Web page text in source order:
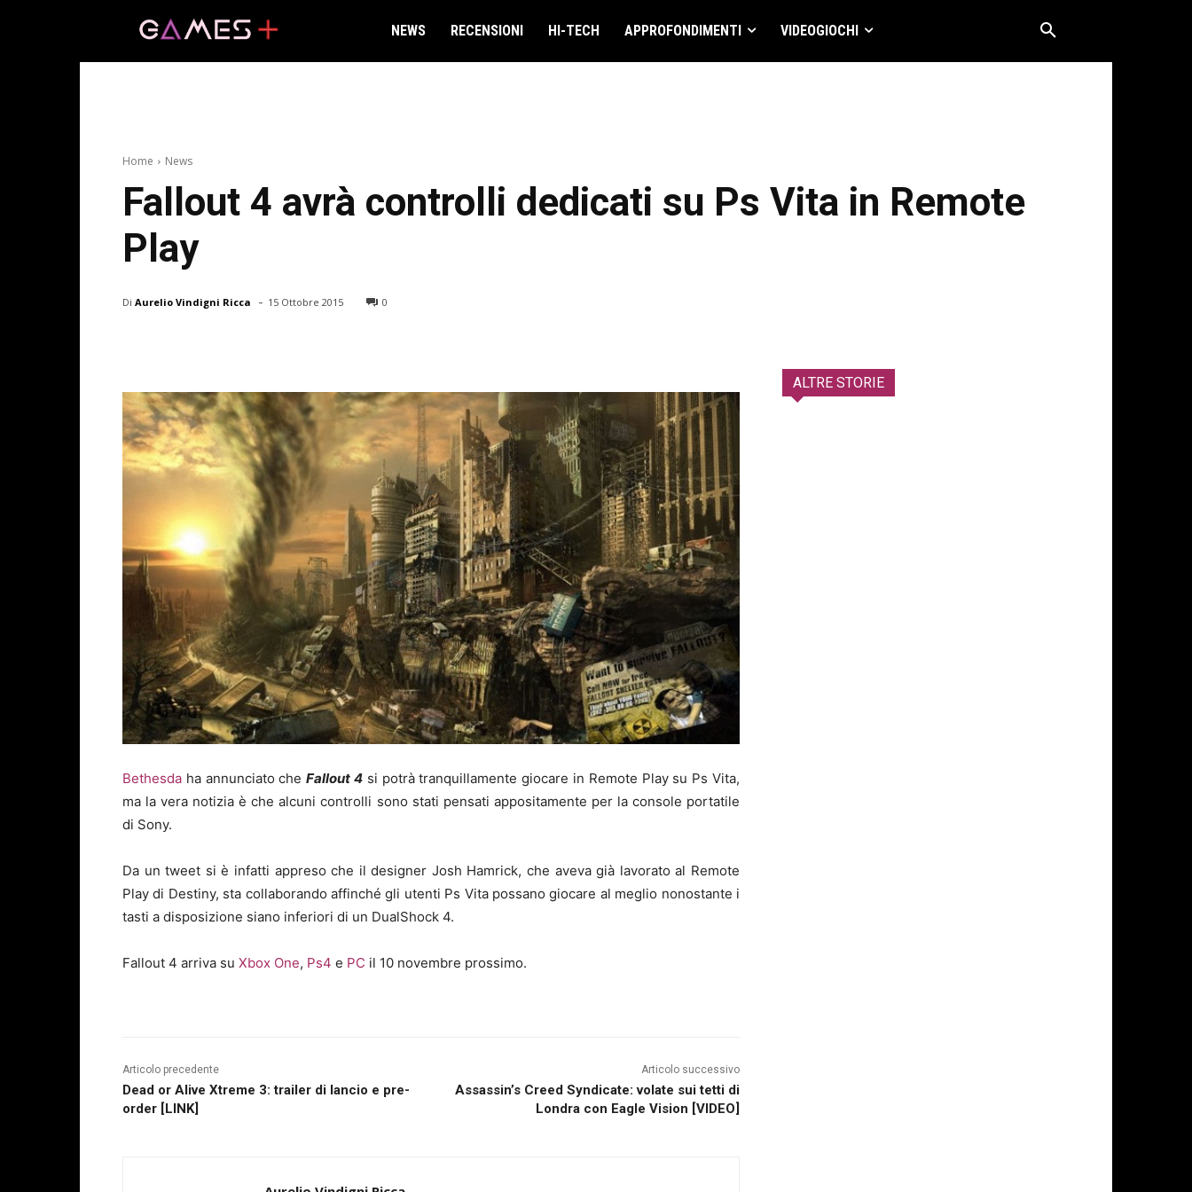
NEWS RECENSIONI HI-TECH APPROFONDIMENTI VIDEOGIOCHI
Home News
Fallout 4 avrà controlli dedicati su Ps Vita in Remote
Play
Di Aurelio Vindigni Ricca - 15 Ottobre 2015 0
Bethesda ha annunciato cheFallout 4 si potrà tranquillamente giocare in Remote Play su Ps Vita,
ma la vera notizia è che alcuni controlli sono stati pensati appositamente per la console portatile
di Sony.
Da un tweet si è infatti appreso che il designer Josh Hamrick, che aveva già lavorato al Remote
Play di Destiny, sta collaborando affinché gli utenti Ps Vita possano giocare al meglio nonostante i
tasti a disposizione siano inferiori di un DualShock 4.
Fallout 4 arriva su Xbox One, Ps4 e PC il 10 novembre prossimo.
Articolo precedente
Dead or Alive Xtreme 3: trailer di lancio e pre-
order [LINK]
Articolo successivo
Assassin’s Creed Syndicate: volate sui tetti di
Londra con Eagle Vision [VIDEO]
ALTRE STORIE